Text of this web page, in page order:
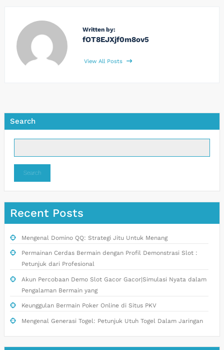
Written by:
fOT8EJXjf0m8ov5
View All Posts
Search
Search
Recent Posts
Mengenal Domino QQ: Strategi Jitu Untuk Menang
Permainan Cerdas Bermain dengan Profil Demonstrasi Slot :
Petunjuk dari Profesional
Akun Percobaan Demo Slot Gacor Gacor|Simulasi Nyata dalam
Pengalaman Bermain yang
Keunggulan Bermain Poker Online di Situs PKV
Mengenal Generasi Togel: Petunjuk Utuh Togel Dalam Jaringan